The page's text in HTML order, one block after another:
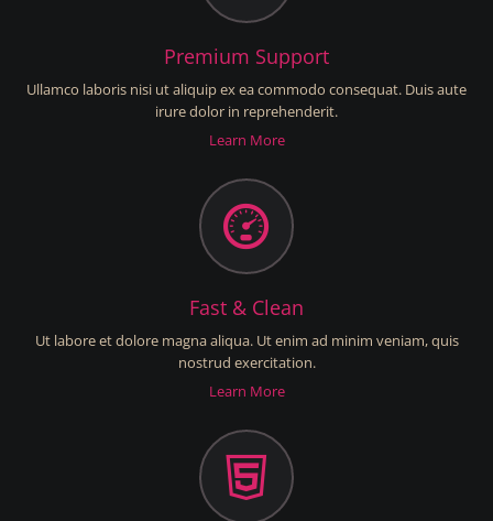
Premium Support
Ullamco laboris nisi ut aliquip ex ea commodo consequat. Duis aute
irure dolor in reprehenderit.
Learn More
Fast & Clean
Ut labore et dolore magna aliqua. Ut enim ad minim veniam, quis
nostrud exercitation.
Learn More